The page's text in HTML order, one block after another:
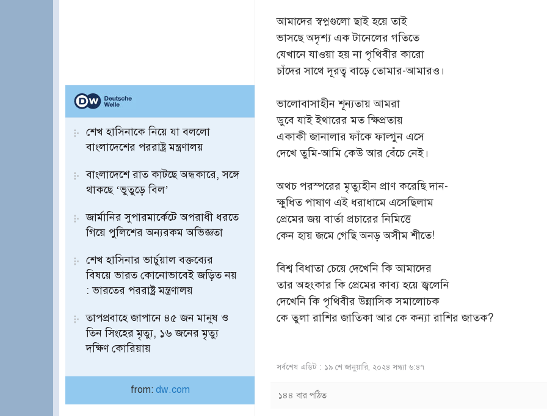
শেখ হাসিনাকে নিয়ে যা বললো
বাংলাদেশের পররাষ্ট্র মন্ত্রণালয়
বাংলাদেশে রাত কাটছে অন্ধকারে, সঙ্গে
থাকছে ‘ভুতুড়ে বিল’
জার্মানির সুপারমার্কেটে অপরাধী ধরতে
গিয়ে পুলিশের অন্যরকম অভিজ্ঞতা
শেখ হাসিনার ভার্চুয়াল বক্তব্যের
বিষয়ে ভারত কোনোভাবেই জড়িত নয়
: ভারতের পররাষ্ট্র মন্ত্রণালয়
তাপপ্রবাহে জাপানে ৪৫ জন মানুষ ও
তিন সিংহের মৃত্যু, ১৬ জনের মৃত্যু
দক্ষিণ কোরিয়ায়
from: dw.com
আমাদের স্বপ্নগুলো ছাই হয়ে তাই
ভাসছে অদৃশ্য এক টানেলের গতিতে
যেখানে যাওয়া হয় না পৃথিবীর কারো
চাঁদের সাথে দূরত্ব বাড়ে তোমার-আমারও।
ভালোবাসাহীন শূন্যতায় আমরা
ডুবে যাই ইথারের মত ক্ষিপ্রতায়
একাকী জানালার ফাঁকে ফাল্গুন এসে
দেখে তুমি-আমি কেউ আর বেঁচে নেই।
অথচ পরস্পরের মৃত্যুহীন প্রাণ করেছি দান-
ক্ষুধিত পাষাণ এই ধরাধামে এসেছিলাম
প্রেমের জয় বার্তা প্রচারের নিমিত্তে
কেন হায় জমে গেছি অনড় অসীম শীতে!
বিশ্ব বিধাতা চেয়ে দেখেনি কি আমাদের
তার অহংকার কি প্রেমের কাব্য হয়ে জ্বলেনি
দেখেনি কি পৃথিবীর উন্নাসিক সমালোচক
কে তুলা রাশির জাতিকা আর কে কন্যা রাশির জাতক?
সর্বশেষ এডিট : ১৯ শে জানুয়ারি, ২০২৪ সন্ধ্যা ৬:৪৭
১৪৪ বার পঠিত